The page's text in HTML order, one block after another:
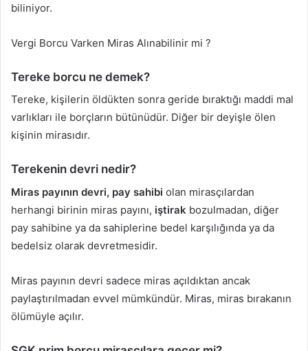
biliniyor.
Vergi Borcu Varken Miras Alınabilinir mi ?
Tereke borcu ne demek?
Tereke, kişilerin öldükten sonra geride bıraktığı maddi mal
varlıkları ile borçların bütünüdür. Diğer bir deyişle ölen
kişinin mirasıdır.
Terekenin devri nedir?
Miras payının devri, pay sahibi olan mirasçılardan
herhangi birinin miras payını, iştirak bozulmadan, diğer
pay sahibine ya da sahiplerine bedel karşılığında ya da
bedelsiz olarak devretmesidir.
Miras payının devri sadece miras açıldıktan ancak
paylaştırılmadan evvel mümkündür. Miras, miras bırakanın
ölümüyle açılır.